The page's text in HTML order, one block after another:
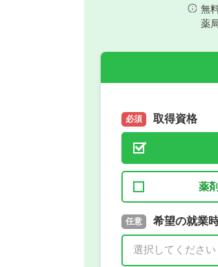
無
薬
必須 取得資格
薬
必須 取得予定年
任意 希望の就業